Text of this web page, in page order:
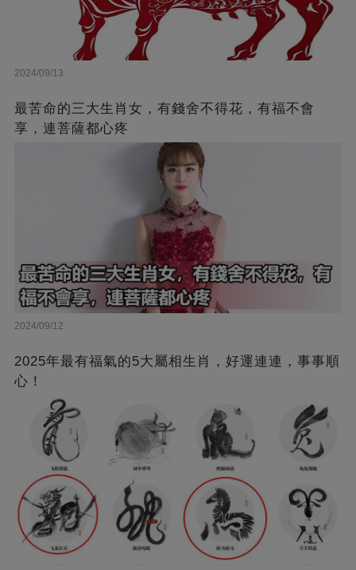
2024/09/13
最苦命的三大生肖女，有錢舍不得花，有福不會
享，連菩薩都心疼
2024/09/12
2025年最有福氣的5大屬相生肖，好運連連，事事順
心！